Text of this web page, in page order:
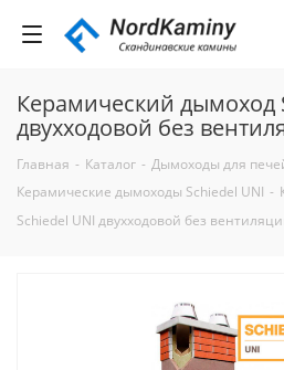
Керамический дымоход
двухходовой без
Главная - Каталог - Дымоходы для
Керамические дымоходы Schiedel UNI -
Schiedel UNI двухходовой без